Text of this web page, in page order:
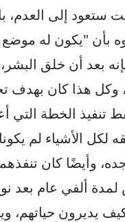
ستعود إلى
بأن "يكون له
بعد أن خلق
هذا كان بهدف
الخطة التي
لكل الأشياء لم
وأيضًا كان
ألفي عام بعد
يديرون